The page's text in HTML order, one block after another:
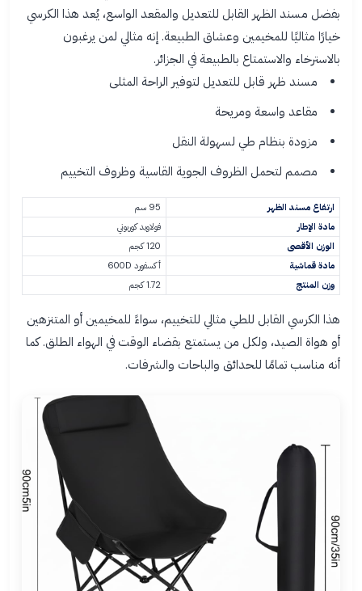
بفضل مسند الظهر القابل للتعديل والمقعد الواسع، يُعد هذا الكرسي
خيارًا مثاليًا للمخيمين وعشاق الطبيعة. إنه مثالي لمن يرغبون
بالاسترخاء والاستمتاع بالطبيعة في الجزائر.
مسند ظهر قابل للتعديل لتوفير الراحة المثلى
مقاعد واسعة ومريحة
مزودة بنظام طي لسهولة النقل
مصمم لتحمل الظروف الجوية القاسية وظروف التخييم
ارتفاع مسند الظهر
95 سم
مادة الإطار
فولاويد كوربوني
الوزن الأقصى
120 كجم
مادة قماشية
أكسفورد 600D
وزن المنتج
1.72 كجم
هذا الكرسي القابل للطي مثالي للتخييم، سواءً للمخيمين أو المتنزهين
أو هواة الصيد، ولكل من يستمتع بقضاء الوقت في الهواء الطلق. كما
أنه مناسب تمامًا للحدائق والباحات والشرفات.